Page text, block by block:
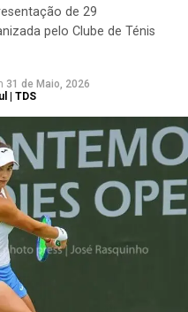
de 29
pelo Clube de Ténis
31 de Maio, 2026
| TDS